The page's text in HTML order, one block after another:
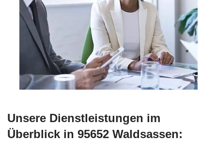
Unsere Dienstleistungen im
Überblick in 95652 Waldsassen: